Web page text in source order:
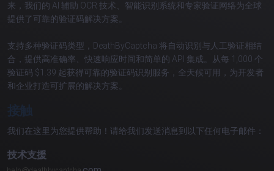
来，我们的 AI 辅助 OCR 技术、智能识别系统和专家验证网络为全球
提供了可靠的验证码解决方案。
支持多种验证码类型，DeathByCaptcha 将自动识别与人工验证相结
合，提供高准确率、快速响应时间和简单的 API 集成。从每 1,000 个
验证码 $1.39 起获得可靠的验证码识别服务，全天候可用，为开发者
和企业打造可扩展的解决方案。
接触
我们在这里为您提供帮助！请给我们发送消息到以下任何电子邮件：
技术支援